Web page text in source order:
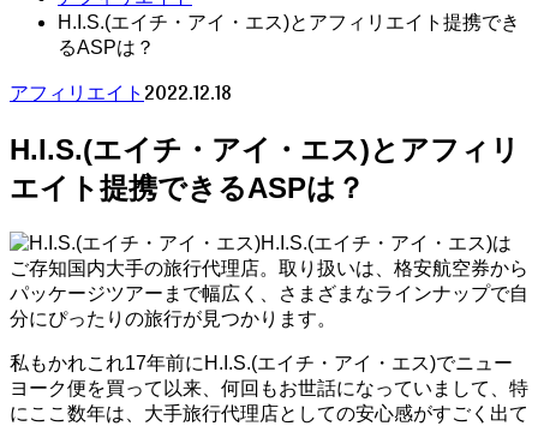
H.I.S.(エイチ・アイ・エス)とアフィリエイト提携でき
るASPは？
アフィリエイト 2022.12.18
H.I.S.(エイチ・アイ・エス)とアフィリ
エイト提携できるASPは？
H.I.S.(エイチ・アイ・エス)は
ご存知国内大手の旅行代理店。取り扱いは、格安航空券から
パッケージツアーまで幅広く、さまざまなラインナップで自
分にぴったりの旅行が見つかります。
私もかれこれ17年前にH.I.S.(エイチ・アイ・エス)でニュー
ヨーク便を買って以来、何回もお世話になっていまして、特
にここ数年は、大手旅行代理店としての安心感がすごく出て